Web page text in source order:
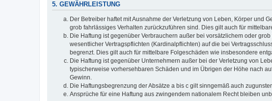
5. GEWÄHRLEISTUNG
Der Betreiber haftet mit Ausnahme der Verletzung von Leben, Körper und
grob fahrlässiges Verhalten zurückzuführen sind. Dies gilt auch für
Die Haftung ist gegenüber Verbrauchern außer bei vorsätzlichem oder
wesentlicher Vertragspflichten (Kardinalpflichten) auf die bei
begrenzt. Dies gilt auch für mittelbare Folgeschäden wie insbesondere
Die Haftung ist gegenüber Unternehmern außer bei der Verletzung von
typischerweise vorhersehbaren Schäden und im Übrigen der Höhe nach
Gewinn.
Die Haftungsbegrenzung der Absätze a bis c gilt sinngemäß auch
Ansprüche für eine Haftung aus zwingendem nationalem Recht bleiben